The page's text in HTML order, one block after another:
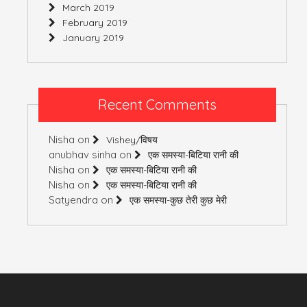
March 2019
February 2019
January 2019
Recent Comments
Nisha on Vishey/विषय
anubhav sinha on एक समस्या-बिटिया रानी की
Nisha on एक समस्या-बिटिया रानी की
Nisha on एक समस्या-बिटिया रानी की
Satyendra on एक समस्या-कुछ तेरी कुछ मेरी